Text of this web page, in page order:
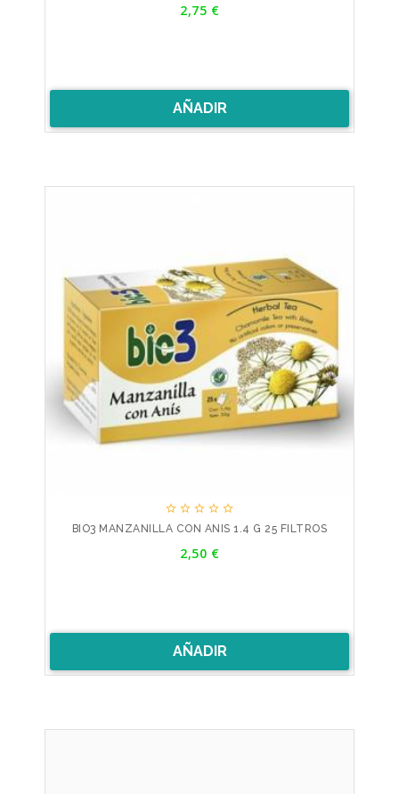
2,75 €
AÑADIR
    
BIO3 MANZANILLA CON ANIS 1.4 G 25 FILTROS
2,50 €
AÑADIR